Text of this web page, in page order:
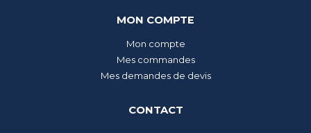
MON COMPTE
Mon compte
Mes commandes
Mes demandes de devis
CONTACT